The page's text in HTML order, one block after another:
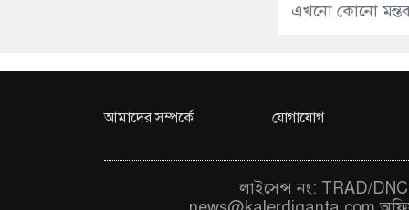
এখনো কোনো
আমাদের সম্পর্কে যোগাযোগ
লাইসেন্স নং: TRAD/